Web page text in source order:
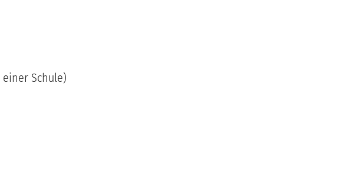
Schule)